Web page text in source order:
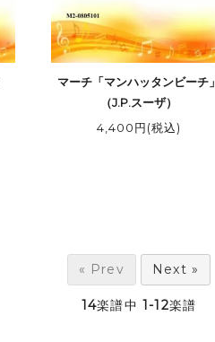
マーチ「マンハッタンビーチ」
（J.P.スーザ）
4,400円(税込)
« Prev Next »
14楽譜中 1-12楽譜